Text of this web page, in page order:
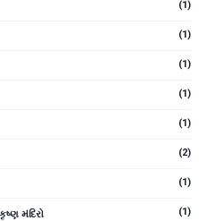
(1)
(1)
(1)
(1)
(1)
(2)
(1)
મંદિરો (1)